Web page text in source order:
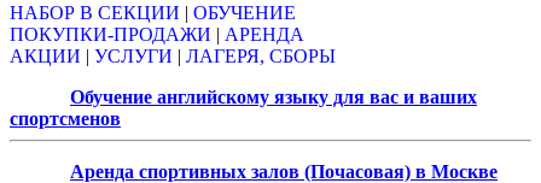
НАБОР В СЕКЦИИ | ОБУЧЕНИЕ
ПОКУПКИ-ПРОДАЖИ | АРЕНДА
АКЦИИ | УСЛУГИ | ЛАГЕРЯ, СБОРЫ
Обучение английскому языку для вас и ваших
спортсменов
Аренда спортивных залов (Почасовая) в Москве